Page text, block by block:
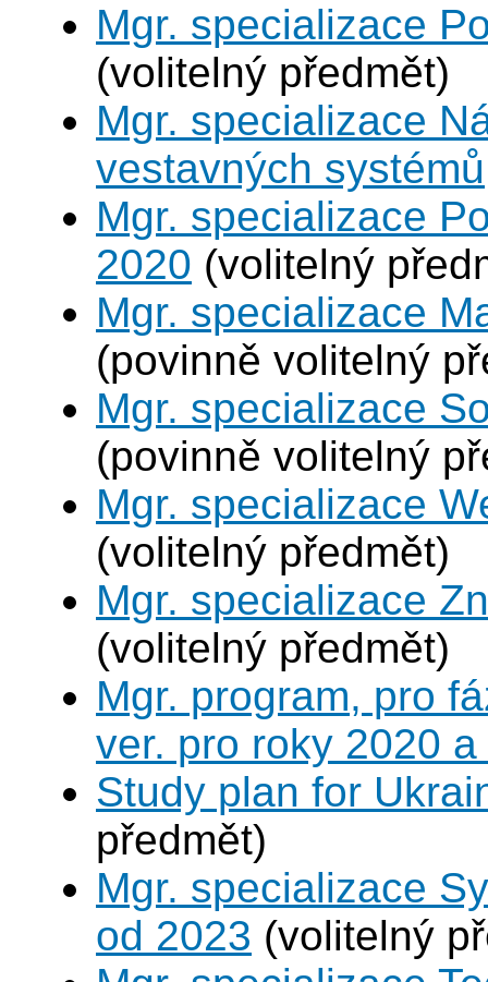
Mgr. specializace
(volitelný předmět)
Mgr. specializace
vestavných
Mgr. specializace
2020 (volitelný
Mgr. specializace
(povinně volitelný
Mgr. specializace
(povinně volitelný
Mgr. specializace
(volitelný předmět)
Mgr. specializace
(volitelný předmět)
Mgr. program, pro
ver. pro roky 2020
Study plan for
předmět)
Mgr. specializace
od 2023 (volitelný